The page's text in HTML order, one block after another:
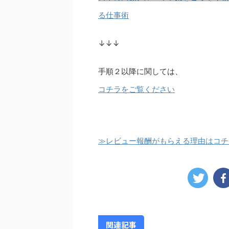
る仕事術
↓↓↓
手順２以降に関しては、
コチラをご覧ください
≫レビュー報酬がもらえる理由はコ
関連記事